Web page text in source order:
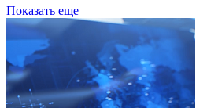
Показать еще